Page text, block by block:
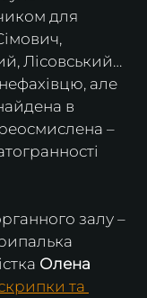
для
Лісовський…
але
в
–
залу –
Олена
та